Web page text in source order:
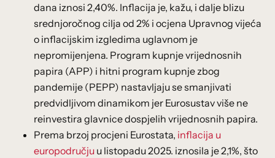
dana iznosi 2,40%. Inflacija je, kažu, i dalje blizu
srednjoročnog cilja od 2% i ocjena Upravnog vijeća
o inflacijskim izgledima uglavnom je
nepromijenjena. Program kupnje vrijednosnih
papira (APP) i hitni program kupnje zbog
pandemije (PEPP) nastavljaju se smanjivati
predvidljivom dinamikom jer Eurosustav više ne
reinvestira glavnice dospjelih vrijednosnih papira.
Prema brzoj procjeni Eurostata, inflacija u
europodručju u listopadu 2025. iznosila je 2,1%, što